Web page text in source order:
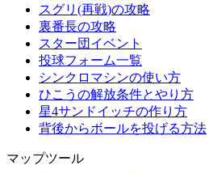
スグリ(再戦)の攻略
裏番長の攻略
スター団イベント
投球フォーム一覧
シンクロマシンの使い方
ひこうの解放条件とやり方
星4サンドイッチの作り方
背後からボールを投げる方法
マップツール